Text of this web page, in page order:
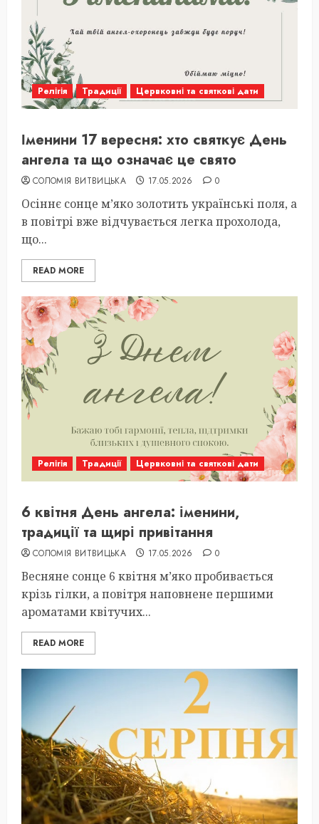
Релігія Традиції Цервковні та святкові дати
Іменини 17 вересня: хто святкує День
ангела та що означає це свято
СОЛОМІЯ ВИТВИЦЬКА 17.05.2026 0
Осіннє сонце м’яко золотить українські поля, а
в повітрі вже відчувається легка прохолода,
що...
READ MORE
Релігія Традиції Цервковні та святкові дати
6 квітня День ангела: іменини,
традиції та щирі привітання
СОЛОМІЯ ВИТВИЦЬКА 17.05.2026 0
Весняне сонце 6 квітня м’яко пробивається
крізь гілки, а повітря наповнене першими
ароматами квітучих...
READ MORE